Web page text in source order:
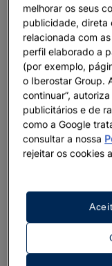
melhorar os seus
publicidade, direta
relacionada com
perfil elaborado a
(por exemplo,
o Iberostar Group.
continuar”,
publicitários e de
como a Google
consultar a nossa
rejeitar os cookies